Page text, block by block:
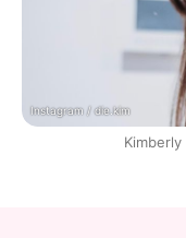
Instagram / die.kim